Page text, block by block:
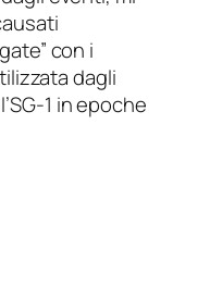
con i
dagli
1 in epoche